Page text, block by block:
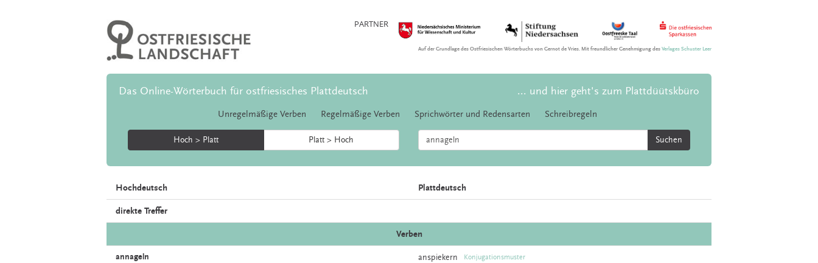
PARTNER
Auf der Grundlage des Ostfriesischen Wörterbuchs von Gernot de Vries. Mit freundlicher Genehmigung desVerlages Schuster Leer
Das Online-Wörterbuch für ostfriesisches Plattdeutsch ... und hier geht's zum Plattdüütskbüro
Unregelmäßige Verben Regelmäßige Verben Sprichwörter und Redensarten Schreibregeln
Hoch > Platt Platt > Hoch Suchen
Hochdeutsch Plattdeutsch
direkte Treffer
Verben
annageln anspiekern Konjugationsmuster